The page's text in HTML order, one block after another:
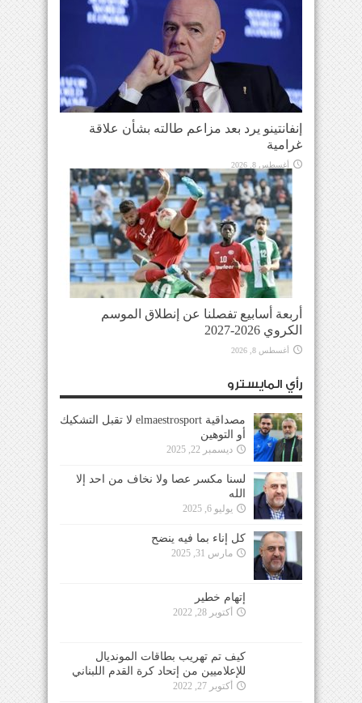
إنفانتينو يرد بعد مزاعم طالته بشأن علاقة
غرامية
أغسطس 8, 2026
أربعة أسابيع تفصلنا عن إنطلاق الموسم
الكروي 2026-2027
أغسطس 8, 2026
رأي المايسترو
مصداقية elmaestrosport لا تقبل التشكيك
أو التوهين
ديسمبر 22, 2025
لسنا مكسر عصا ولا نخاف من احد إلا
الله
يوليو 6, 2025
كل إناء بما فيه ينضح
مارس 31, 2025
إتهام خطير
أكتوبر 28, 2022
كيف تم تهريب بطاقات المونديال
للإعلاميين من إتحاد كرة القدم اللبناني
أكتوبر 27, 2022